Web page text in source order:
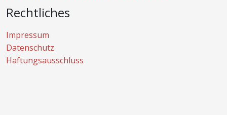
Rechtliches
Impressum
Datenschutz
Haftungsausschluss